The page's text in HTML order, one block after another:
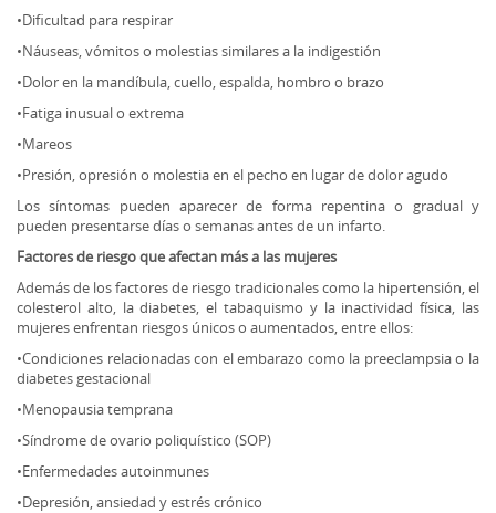
•Dificultad para respirar
•Náuseas, vómitos o molestias similares a la indigestión
•Dolor en la mandíbula, cuello, espalda, hombro o brazo
•Fatiga inusual o extrema
•Mareos
•Presión, opresión o molestia en el pecho en lugar de dolor agudo
Los síntomas pueden aparecer de forma repentina o gradual y
pueden presentarse días o semanas antes de un infarto.
Factores de riesgo que afectan más a las mujeres
Además de los factores de riesgo tradicionales como la hipertensión, el
colesterol alto, la diabetes, el tabaquismo y la inactividad física, las
mujeres enfrentan riesgos únicos o aumentados, entre ellos:
•Condiciones relacionadas con el embarazo como la preeclampsia o la
diabetes gestacional
•Menopausia temprana
•Síndrome de ovario poliquístico (SOP)
•Enfermedades autoinmunes
•Depresión, ansiedad y estrés crónico